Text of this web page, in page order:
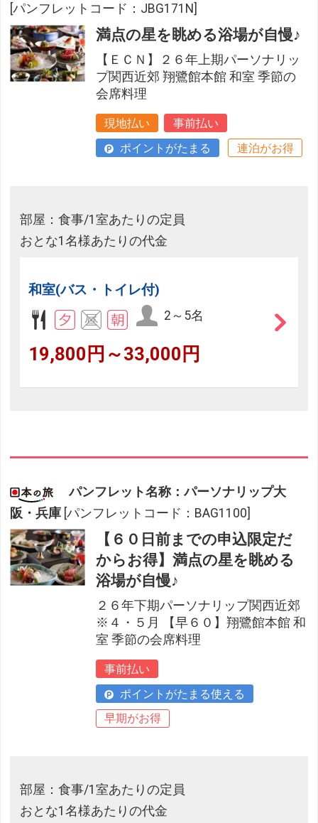
[パンフレットコード：JBG171N]
満点の星を眺める浴場が自慢♪
【ＥＣＮ】２６年上期パーソナリッ
プ関西近郊 翔鷺館本館 和室 季節の
会席料理
現地払い
事前払い
ポイントがたまる
連泊がお得
部屋：食事/1室あたりの定員
おとな1名様あたりの代金
和室(バス・トイレ付)
2～5名
19,800円～33,000円
パンフレット名称：パーソナリップ大
阪・兵庫 [パンフレットコード：BAG1100]
【６０日前までの申込限定だ
からお得】満点の星を眺める
浴場が自慢♪
２６年下期パーソナリップ関西近郊
※４・５月 【早６０】翔鷺館本館 和
室 季節の会席料理
事前払い
ポイントがたまる使える
早期がお得
部屋：食事/1室あたりの定員
おとな1名様あたりの代金